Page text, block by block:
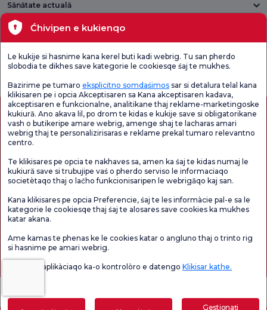
Sănătate actuală
Unități medicale
Sondaj general
Verificați
Chestionarul de
Sondaj de
Conținutul paginii are doar scop informativ. Asigurați-vă că vă consultați medicul
pentru diagnostic și tratament.
Editor: Uğurcan Durmuş - 0 549 455 55 46. - Data actualizării: 06.08.2026
Ćhivipen e kukienqo
Le kukije si hasnime kana kerel buti kadi webrig. Tu san pherdo
slobodia te dikhes save kategorie le cookiesqe śaj te mukhes.
Bazirime pe tumaro eksplicitno somdaśimos sar si detalura telal kana
klikisaren pe i opcia Akceptisaren sa Kana akceptisaren kadava,
akceptisaren e funkcionalne, analitikane thaj reklame-marketingoske
kukiură. Ano akava lil, po drom te kidas e kukije save si obligatorikane
vash o butikeripe amare webrig, amenge shaj te lacharas amari
webrig thaj te personalizirisaras e reklame prekal tumaro relevantno
centro.
Te klikisares pe opcia te nakhaves sa, amen ka śaj te kidas numaj le
kukiură save si trubujipe vaś o pherdo serviso le informaciaqo
societètaqo thaj o laćho funkcionisaripen le webrigăqo kaj san.
Kana klikisares pe opcia Preferencie, śaj te les informàcie pal-e sa le
kategorie le cookiesqe thaj śaj te alosares save cookies ka mukhes
katar akana.
Ame kamas te phenas ke le cookies katar o angluno thaj o trinto rig
si hasnime pe amari webrig.
Vaś o lil e aplikàciaqo ka-o kontrolòro e datengo Klikisar kathe.
Gestionați